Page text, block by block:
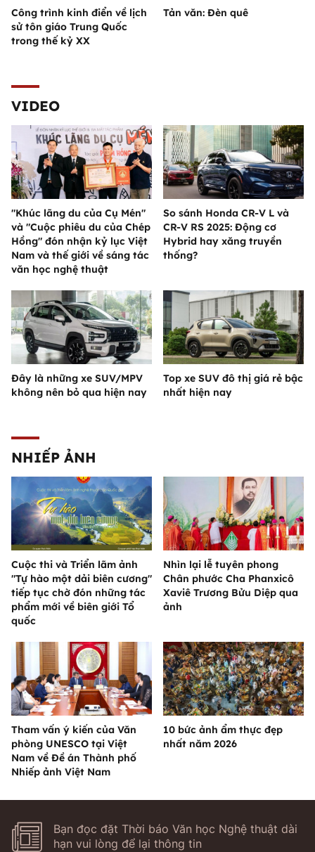
Công trình kinh điển về lịch
sử tôn giáo Trung Quốc
trong thế kỷ XX
Tản văn: Đèn quê
VIDEO
"Khúc lãng du của Cụ Mén"
và "Cuộc phiêu du của Chép
Hồng" đón nhận kỷ lục Việt
Nam và thế giới về sáng tác
văn học nghệ thuật
So sánh Honda CR-V L và
CR-V RS 2025: Động cơ
Hybrid hay xăng truyền
thống?
Đây là những xe SUV/MPV
không nên bỏ qua hiện nay
Top xe SUV đô thị giá rẻ bậc
nhất hiện nay
NHIẾP ẢNH
Cuộc thi và Triển lãm ảnh
"Tự hào một dải biên cương"
tiếp tục chờ đón những tác
phẩm mới về biên giới Tổ
quốc
Nhìn lại lễ tuyên phong
Chân phước Cha Phanxicô
Xaviê Trương Bửu Diệp qua
ảnh
Tham vấn ý kiến của Văn
phòng UNESCO tại Việt
Nam về Đề án Thành phố
Nhiếp ảnh Việt Nam
10 bức ảnh ẩm thực đẹp
nhất năm 2026
Bạn đọc đặt Thời báo Văn học Nghệ thuật dài
hạn vui lòng để lại thông tin